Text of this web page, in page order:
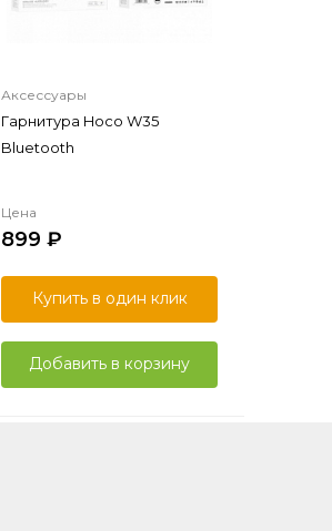
Аксессуары
Гарнитура Hoco W35
Bluetooth
Цена
899
Купить в один клик
Добавить в корзину